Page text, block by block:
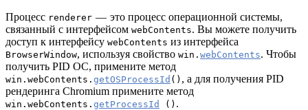
Процесс renderer — это процесс операционной системы,
связанный с интерфейсом webContents. Вы можете получить
доступ к интерфейсу webContents из интерфейса
BrowserWindow, используя свойство win. webContents. Чтобы
получить PID ОС, примените метод
win.webContents. getOSProcessId () , а для получения PID
рендеринга Chromium примените метод
win.webContents. getProcessId () .